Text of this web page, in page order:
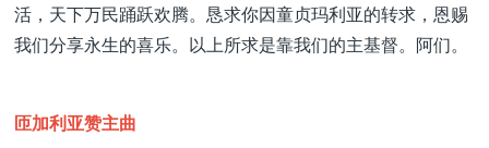
活，天下万民踊跃欢腾。恳求你因童贞玛利亚的转求，恩赐
我们分享永生的喜乐。以上所求是靠我们的主基督。阿们。
匝加利亚赞主曲